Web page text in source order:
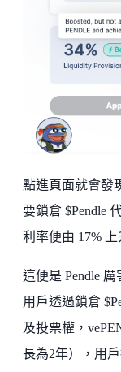
點進頁面就會發
要鎖倉 $Pendle
利率便由 17% 上
這便是 Pendle
用戶透過鎖倉
及投票權，
長為2年），用